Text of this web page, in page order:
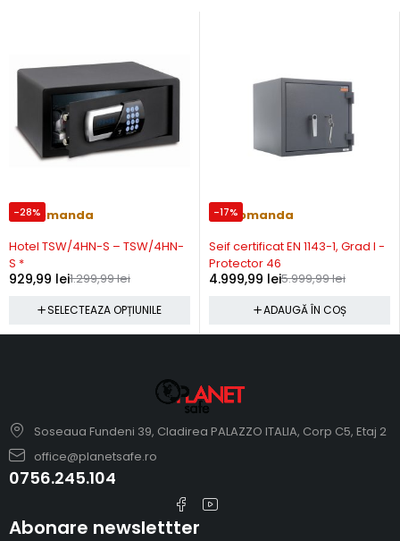
-28%
Precomanda
Hotel TSW/4HN-S – TSW/4HN-
S *
1.299,99lei
929,99 lei
SELECTEAZA OPȚIUNILE
-17%
Precomanda
Seif certificat EN 1143-1, Grad I -
Protector 46
5.999,99lei
4.999,99 lei
ADAUGĂ ÎN COȘ
Soseaua Fundeni 39, Cladirea PALAZZO ITALIA, Corp C5, Etaj 2
office@planetsafe.ro
0756.245.104
Abonare newslettter